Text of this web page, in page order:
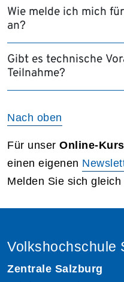
Wie melde ich mich
an?
Gibt es technische
Teilnahme?
Nach oben
Für unser Online-
einen eigenen
Melden Sie sich gleich
Volkshochschule
Zentrale Salzburg